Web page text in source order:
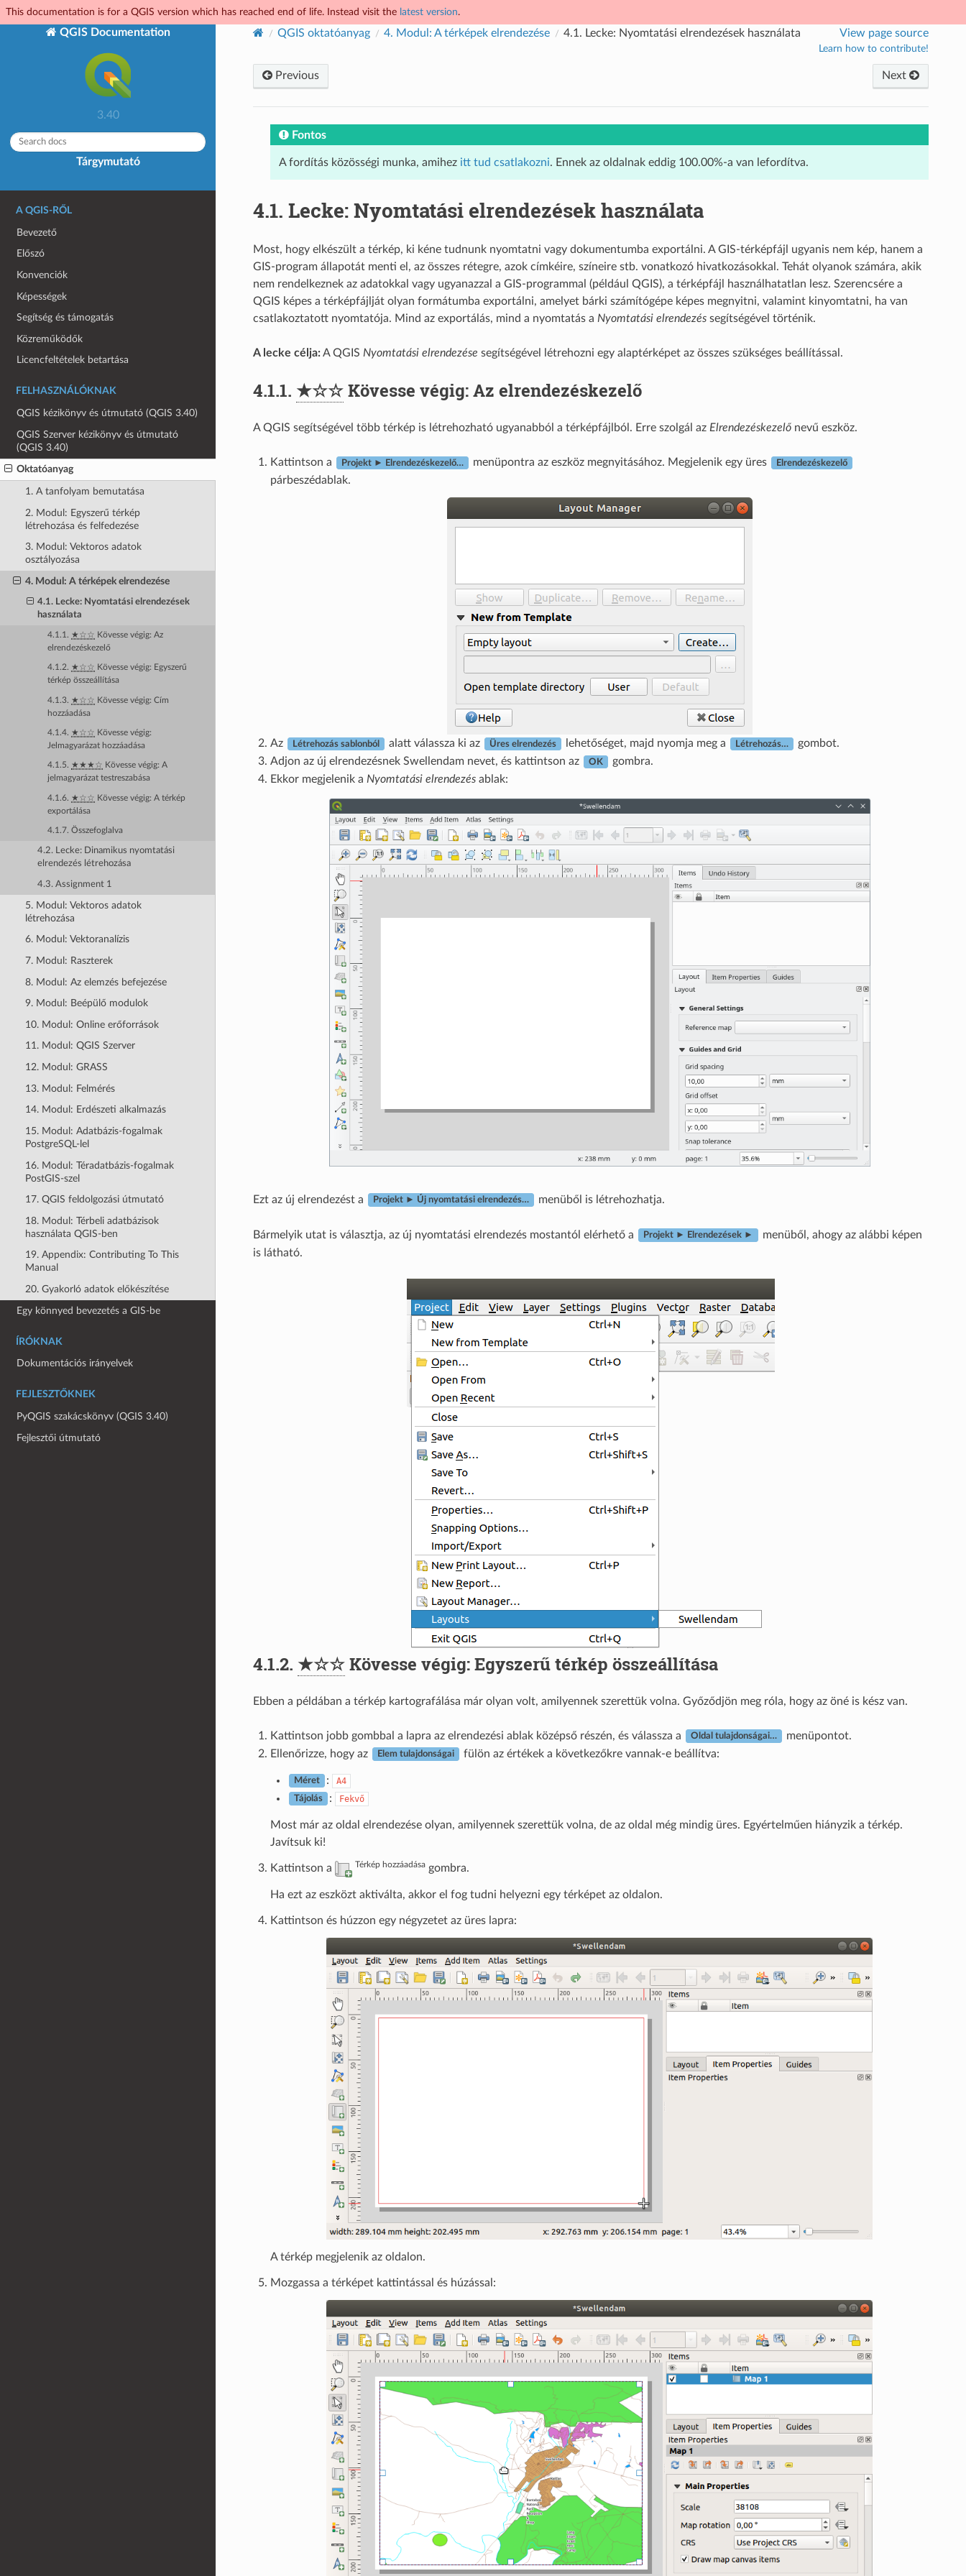
This documentation is for a QGIS version which has reached end of life. Instead visit the latest version.
QGIS Documentation
3.40
Tárgymutató
A QGIS-RŐL
Bevezető
Előszó
Konvenciók
Képességek
Segítség és támogatás
Közreműködők
Licencfeltételek betartása
FELHASZNÁLÓKNAK
QGIS kézikönyv és útmutató (QGIS 3.40)
QGIS Szerver kézikönyv és útmutató
(QGIS 3.40)
Oktatóanyag
1. A tanfolyam bemutatása
2. Modul: Egyszerű térkép
létrehozása és felfedezése
3. Modul: Vektoros adatok
osztályozása
4. Modul: A térképek elrendezése
4.1. Lecke: Nyomtatási elrendezések
használata
4.1.1. ★☆☆ Kövesse végig: Az
elrendezéskezelő
4.1.2. ★☆☆ Kövesse végig: Egyszerű
térkép összeállítása
4.1.3. ★☆☆ Kövesse végig: Cím
hozzáadása
4.1.4. ★☆☆ Kövesse végig:
Jelmagyarázat hozzáadása
4.1.5. ★★★☆ Kövesse végig: A
jelmagyarázat testreszabása
4.1.6. ★☆☆ Kövesse végig: A térkép
exportálása
4.1.7. Összefoglalva
4.2. Lecke: Dinamikus nyomtatási
elrendezés létrehozása
4.3. Assignment 1
5. Modul: Vektoros adatok
létrehozása
6. Modul: Vektoranalízis
7. Modul: Raszterek
8. Modul: Az elemzés befejezése
9. Modul: Beépülő modulok
10. Modul: Online erőforrások
11. Modul: QGIS Szerver
12. Modul: GRASS
13. Modul: Felmérés
14. Modul: Erdészeti alkalmazás
15. Modul: Adatbázis-fogalmak
PostgreSQL-lel
16. Modul: Téradatbázis-fogalmak
PostGIS-szel
17. QGIS feldolgozási útmutató
18. Modul: Térbeli adatbázisok
használata QGIS-ben
19. Appendix: Contributing To This
Manual
20. Gyakorló adatok előkészítése
Egy könnyed bevezetés a GIS-be
ÍRÓKNAK
Dokumentációs irányelvek
FEJLESZTŐKNEK
PyQGIS szakácskönyv (QGIS 3.40)
Fejlesztői útmutató
QGIS oktatóanyag 4. Modul: A térképek elrendezése 4.1. Lecke: Nyomtatási elrendezések használata View page source
Learn how to contribute!
Previous Next
Fontos
A fordítás közösségi munka, amihez itt tud csatlakozni. Ennek az oldalnak eddig 100.00%-a van lefordítva.
4.1. Lecke: Nyomtatási elrendezések használata
Most, hogy elkészült a térkép, ki kéne tudnunk nyomtatni vagy dokumentumba exportálni. A GIS-térképfájl ugyanis nem kép, hanem a
GIS-program állapotát menti el, az összes rétegre, azok címkéire, színeire stb. vonatkozó hivatkozásokkal. Tehát olyanok számára, akik
nem rendelkeznek az adatokkal vagy ugyanazzal a GIS-programmal (például QGIS), a térképfájl használhatatlan lesz. Szerencsére a
QGIS képes a térképfájlját olyan formátumba exportálni, amelyet bárki számítógépe képes megnyitni, valamint kinyomtatni, ha van
csatlakoztatott nyomtatója. Mind az exportálás, mind a nyomtatás a Nyomtatási elrendezéssegítségével történik.
A lecke célja:A QGIS Nyomtatási elrendezése segítségével létrehozni egy alaptérképet az összes szükséges beállítással.
4.1.1. ★☆☆Kövesse végig: Az elrendezéskezelő
A QGIS segítségével több térkép is létrehozható ugyanabból a térképfájlból. Erre szolgál az Elrendezéskezelőnevű eszköz.
Kattintson a Projekt ► Elrendezéskezelő… menüpontra az eszköz megnyitásához. Megjelenik egy üres Elrendezéskezelő
párbeszédablak.
Az Létrehozás sablonból alatt válassza ki az Üres elrendezés lehetőséget, majd nyomja meg a Létrehozás…
gombot.
Adjon az új elrendezésnek Swellendam nevet, és kattintson az
OK
gombra.
Ekkor megjelenik a Nyomtatási elrendezésablak:
Ezt az új elrendezést a Projekt ► Új nyomtatási elrendezés… menüből is létrehozhatja.
Bármelyik utat is választja, az új nyomtatási elrendezés mostantól elérhető a Projekt ► Elrendezések ►
menüből, ahogy az alábbi képen
is látható.
4.1.2. ★☆☆Kövesse végig: Egyszerű térkép összeállítása
Ebben a példában a térkép kartografálása már olyan volt, amilyennek szerettük volna. Győződjön meg róla, hogy az öné is kész van.
Kattintson jobb gombbal a lapra az elrendezési ablak középső részén, és válassza a Oldal tulajdonságai…
menüpontot.
Ellenőrizze, hogy az
Elem tulajdonságai fülön az értékek a következőkre vannak-e beállítva:
Méret : A4
Tájolás : Fekvő
Most már az oldal elrendezése olyan, amilyennek szerettük volna, de az oldal még mindig üres. Egyértelműen hiányzik a térkép.
Javítsuk ki!
Kattintson a Térkép hozzáadásagombra.
Ha ezt az eszközt aktiválta, akkor el fog tudni helyezni egy térképet az oldalon.
Kattintson és húzzon egy négyzetet az üres lapra:
A térkép megjelenik az oldalon.
Mozgassa a térképet kattintással és húzással: